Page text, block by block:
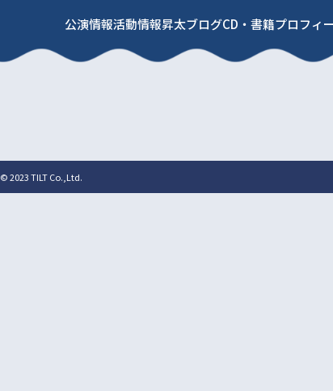
公演情報活動情報昇太ブログCD・書籍プロフィ
© 2023 TILT Co.,Ltd.